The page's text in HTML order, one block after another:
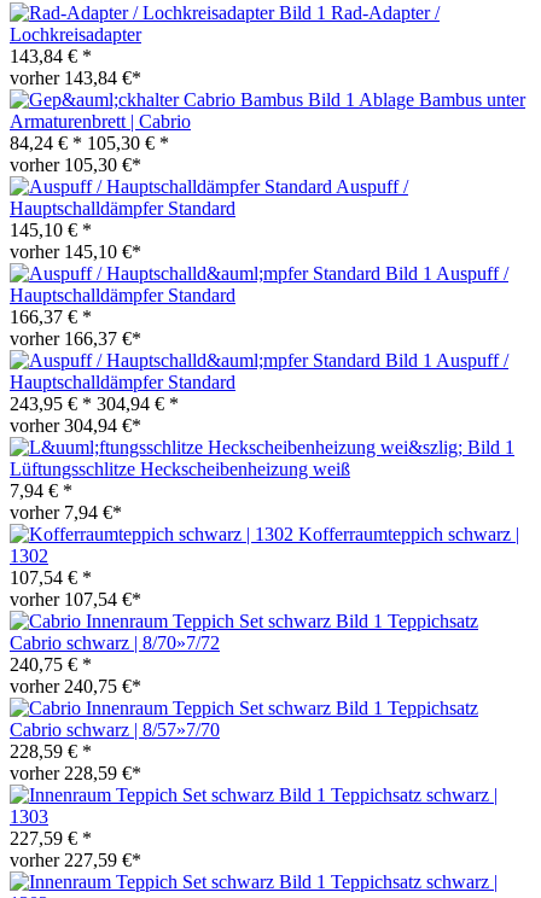
Rad-Adapter /
Lochkreisadapter
143,84 € *
vorher 143,84 €*
Ablage Bambus unter
Armaturenbrett | Cabrio
84,24 € * 105,30 € *
vorher 105,30 €*
Auspuff /
Hauptschalldämpfer Standard
145,10 € *
vorher 145,10 €*
Auspuff /
Hauptschalldämpfer Standard
166,37 € *
vorher 166,37 €*
Auspuff /
Hauptschalldämpfer Standard
243,95 € * 304,94 € *
vorher 304,94 €*
Lüftungsschlitze Heckscheibenheizung weiß
7,94 € *
vorher 7,94 €*
Kofferraumteppich schwarz |
1302
107,54 € *
vorher 107,54 €*
Teppichsatz
Cabrio schwarz | 8/70»7/72
240,75 € *
vorher 240,75 €*
Teppichsatz
Cabrio schwarz | 8/57»7/70
228,59 € *
vorher 228,59 €*
Teppichsatz schwarz |
1303
227,59 € *
vorher 227,59 €*
Teppichsatz schwarz |